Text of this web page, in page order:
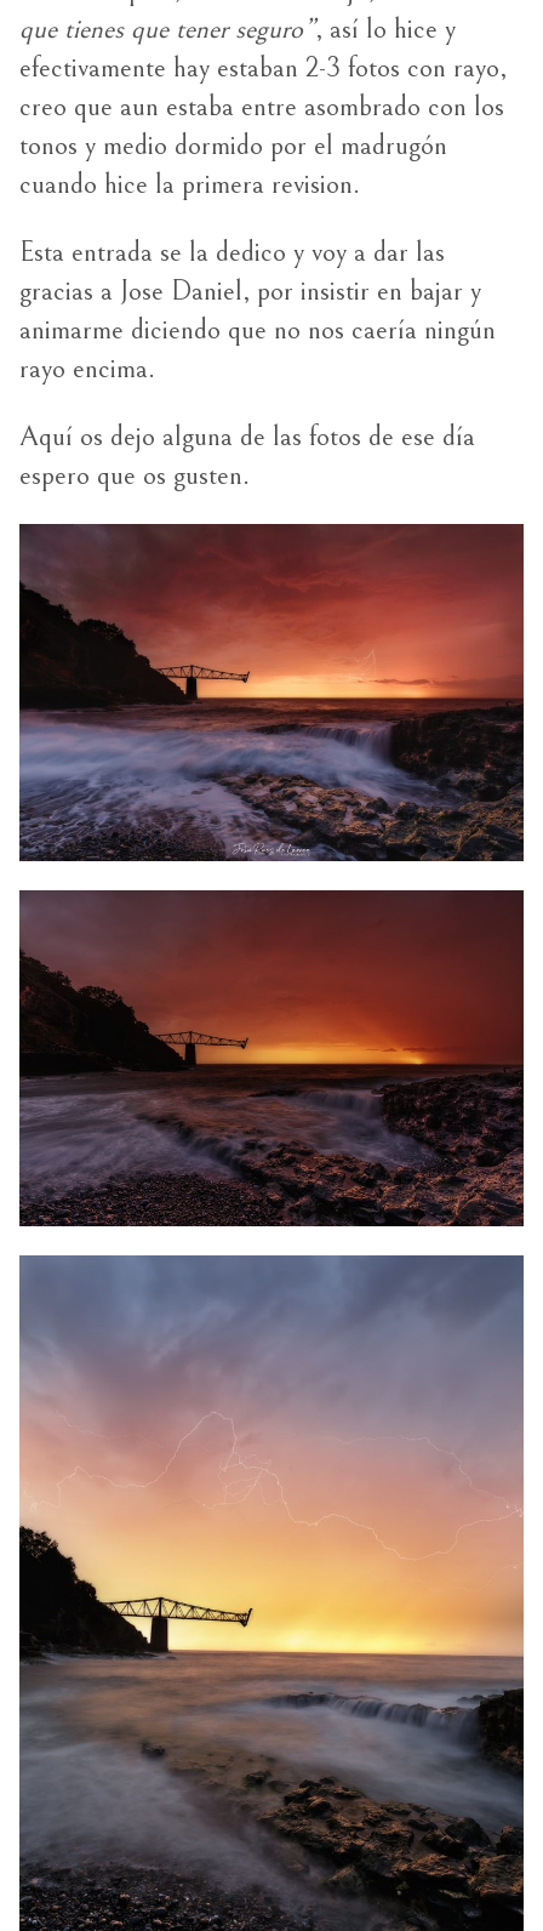
que tienes que tener seguro”, así lo hice y
efectivamente hay estaban 2-3 fotos con rayo,
creo que aun estaba entre asombrado con los
tonos y medio dormido por el madrugón
cuando hice la primera revision.
Esta entrada se la dedico y voy a dar las
gracias a Jose Daniel, por insistir en bajar y
animarme diciendo que no nos caería ningún
rayo encima.
Aquí os dejo alguna de las fotos de ese día
espero que os gusten.